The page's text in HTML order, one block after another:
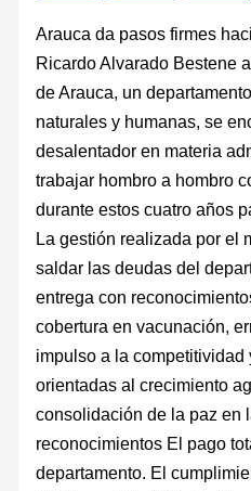
Arauca da pasos firmes
Ricardo Alvarado Bestene
de Arauca, un
naturales y humanas, se
desalentador en materia
trabajar hombro a hombro
durante estos cuatro años
La gestión realizada por el
saldar las deudas del
entrega con
cobertura en vacunación,
impulso a la
orientadas al crecimiento
consolidación de la paz en
reconocimientos El pago
departamento. El